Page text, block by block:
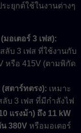
ะยุกต์ใช้ในงานต่างๆ
อเตอร์ 3 เฟส):
ลับ 3 เฟส ที่ใช้งานกับ
หรือ 415V (ตามพิกัด
สตาร์ทตรง): เหมาะ
บ 3 เฟส ที่มีกำลังไฟ
แรงม้า) ถึง 11 kW
380V หรือมอเตอร์